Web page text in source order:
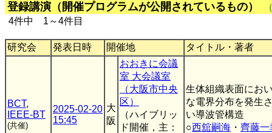
登録講演（開催プログラムが公開されているもの）
4件中 1～4件目
研究会 発表日時 開催地 タイトル・著者
BCT,
IEEE-BT
(共催)
2025-02-20
15:45
大
阪
おおきに会議
室 大会議室
（大阪市中央
区）
（ハイブリッ
ド開催，主：
生体組織表面にお
な電界分布を発生
い導波管構造
○西舘嗣海 ・ 齊藤一